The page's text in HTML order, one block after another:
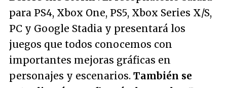
para PS4, Xbox One, PS5, Xbox Series X/S,
PC y Google Stadia y presentará los
juegos que todos conocemos con
importantes mejoras gráficas en
personajes y escenarios. También se